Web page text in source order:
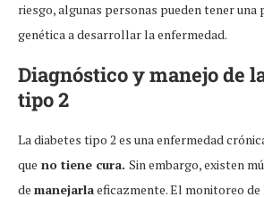
riesgo, algunas personas pueden tener
genética a desarrollar la enfermedad.
Diagnóstico y manejo de
tipo 2
La diabetes tipo 2 es una enfermedad
que no tiene cura. Sin embargo, existen
de manejarlaeficazmente. El monitoreo de